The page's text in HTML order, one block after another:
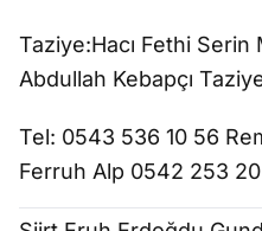
Taziye:Hacı Fethi Serin
Abdullah Kebapçı
Tel: 0543 536 10 56
Ferruh Alp 0542 253